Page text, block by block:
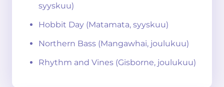
syyskuu)
Hobbit Day (Matamata, syyskuu)
Northern Bass (Mangawhai, joulukuu)
Rhythm and Vines (Gisborne, joulukuu)